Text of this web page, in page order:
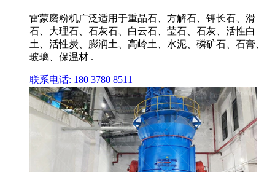
雷蒙磨粉机广泛适用于重晶石、方解石、钾长石、滑
石、大理石、石灰石、白云石、莹石、石灰、活性白
土、活性炭、膨润土、高岭土、水泥、磷矿石、石膏、
玻璃、保温材 .
联系电话: 180 3780 8511